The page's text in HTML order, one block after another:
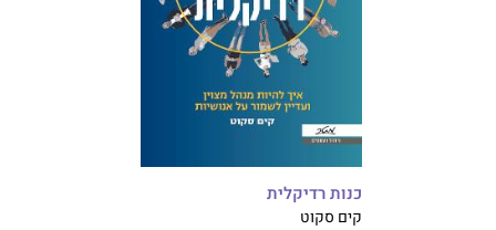
כנות רדיקלית
קים סקוט